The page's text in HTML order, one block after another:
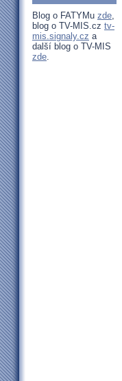
Blog o FATYMu zde,
blog o TV-MIS.cz tv-
mis.signaly.cz a
další blog o TV-MIS
zde.